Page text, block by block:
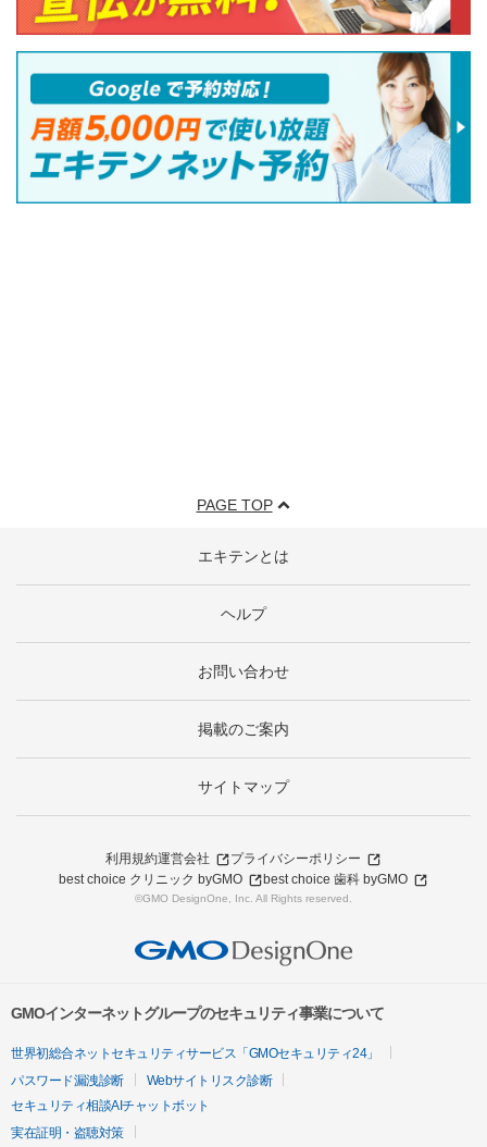
PAGE TOP
エキテンとは
ヘルプ
お問い合わせ
掲載のご案内
サイトマップ
利用規約運営会社
プライバシーポリシー
best choice クリニック byGMO
best choice 歯科 byGMO
©GMO DesignOne, Inc. All Rights reserved.
GMOインターネットグループのセキュリティ事業について
世界初総合ネットセキュリティサービス「GMOセキュリティ24」
パスワード漏洩診断
Webサイトリスク診断
セキュリティ相談AIチャットボット
実在証明・盗聴対策